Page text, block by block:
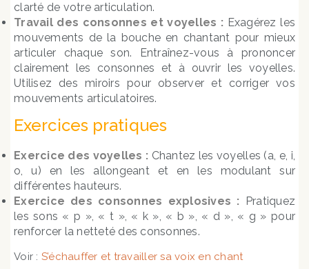
clarté de votre articulation.
Travail des consonnes et voyelles : Exagérez les
mouvements de la bouche en chantant pour mieux
articuler chaque son. Entraînez-vous à prononcer
clairement les consonnes et à ouvrir les voyelles.
Utilisez des miroirs pour observer et corriger vos
mouvements articulatoires.
Exercices pratiques
Exercice des voyelles : Chantez les voyelles (a, e, i,
o, u) en les allongeant et en les modulant sur
différentes hauteurs.
Exercice des consonnes explosives : Pratiquez
les sons « p », « t », « k », « b », « d », « g » pour
renforcer la netteté des consonnes.
Voir : S’échauffer et travailler sa voix en chant